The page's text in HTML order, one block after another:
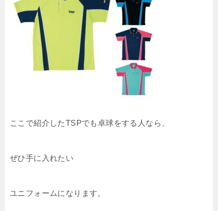
ここで紹介したTSPでも卓球をする人なら、
ぜひ手に入れたい
ユニフォームになります。